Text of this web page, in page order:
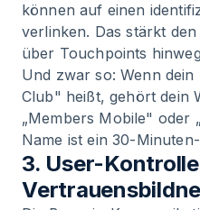
können auf einen
verlinken. Das stärkt
über Touchpoints
Und zwar so: Wenn
Club" heißt, gehört dein
„Members Mobile" oder
Name ist ein 30-
3. User-